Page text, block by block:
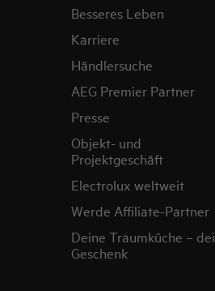
Besseres Leben
Karriere
Händlersuche
AEG Premier Partner
Presse
Objekt- und
Projektgeschäft
Electrolux weltweit
Werde Affiliate-Partner
Deine Traumküche –
Geschenk